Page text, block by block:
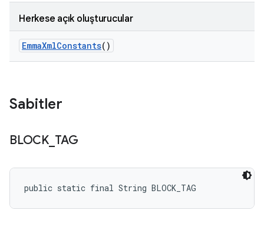
Herkese açık oluşturucular
EmmaXmlConstants()
Sabitler
BLOCK_ TAG
public static final String BLOCK_TAG